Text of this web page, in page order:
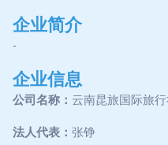
企业简介
-
企业信息
公司名称： 云南昆旅国际旅
法人代表： 张铮